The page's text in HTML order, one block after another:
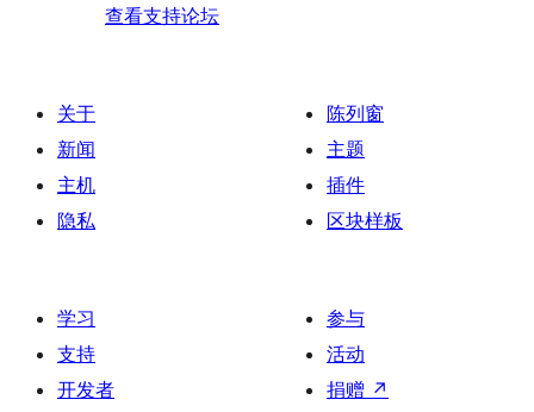
查看支持论坛
关于
新闻
主机
隐私
陈列窗
主题
插件
区块样板
学习
支持
开发者
参与
活动
捐赠 ↗